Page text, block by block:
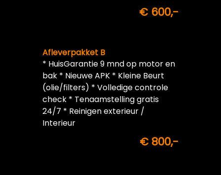
€ 600,-
Afleverpakket B
* HuisGarantie 9 mnd op motor en
bak * Nieuwe APK * Kleine Beurt
(olie/filters) * Volledige controle
check * Tenaamstelling gratis
24/7 * Reinigen exterieur /
Interieur
€ 800,-